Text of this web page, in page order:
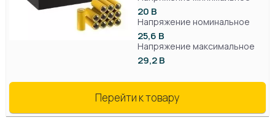
20 В
Напряжение номинальное
25,6 В
Напряжение максимальное
29,2 В
Перейти к товару